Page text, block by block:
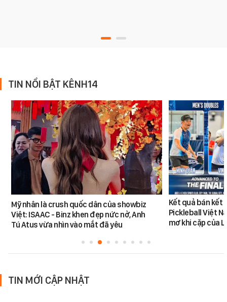
TIN NỔI BẬT KÊNH14
Mỹ nhân là crush quốc dân của showbiz
Việt: ISAAC - Binz khen đẹp nức nở, Anh
Tú Atus vừa nhìn vào mắt đã yêu
Kết quả bán kết
Pickleball Việt
mơ khi cặp của
TIN MỚI CẬP NHẬT